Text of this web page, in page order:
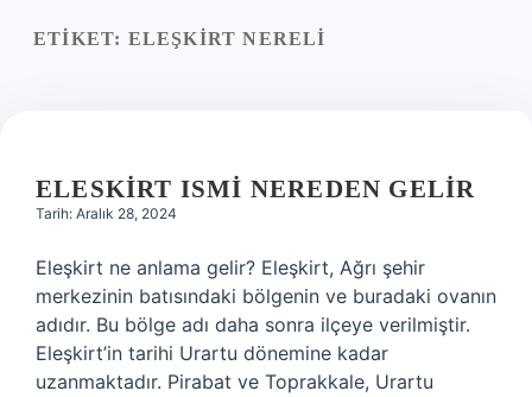
Yasal Uyarı
ETIKET: ELEŞKIRT NERELI
ELESKIRT ISMI NEREDEN GELIR
Tarih: Aralık 28, 2024
Eleşkirt ne anlama gelir? Eleşkirt, Ağrı şehir
merkezinin batısındaki bölgenin ve buradaki ovanın
adıdır. Bu bölge adı daha sonra ilçeye verilmiştir.
Eleşkirt’in tarihi Urartu dönemine kadar
uzanmaktadır. Pirabat ve Toprakkale, Urartu